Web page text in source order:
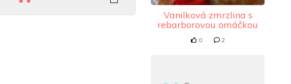
Vanilková zmrzlina s
rebarborovou omáčkou
0 2